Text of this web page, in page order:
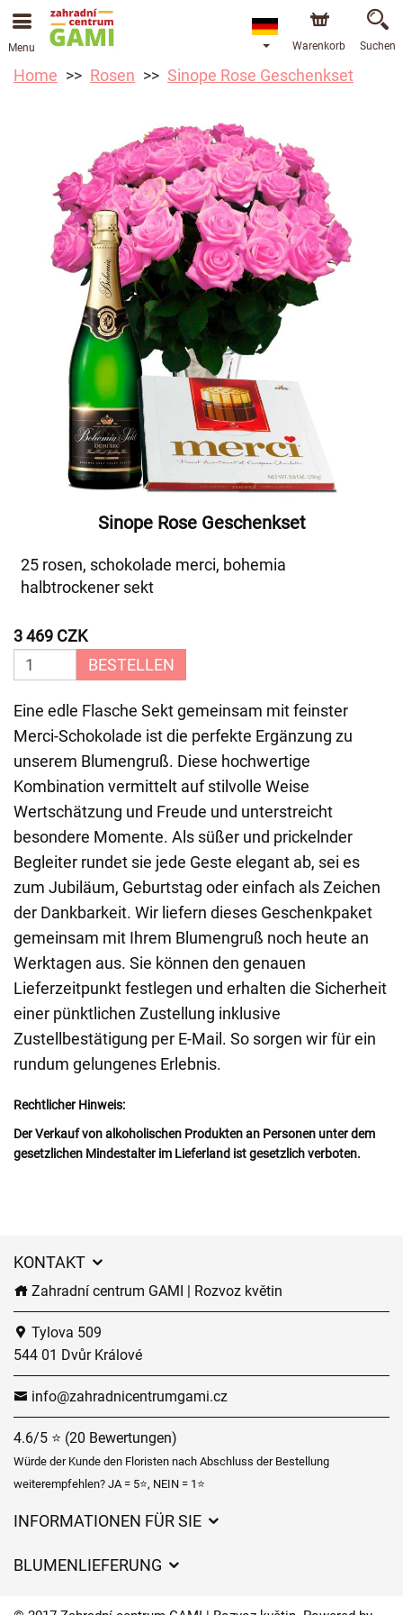
Menu Warenkorb Suchen
Home Rosen Sinope Rose Geschenkset
Sinope Rose Geschenkset
25 rosen, schokolade merci, bohemia
halbtrockener sekt
3 469 CZK
BESTELLEN
Eine edle Flasche Sekt gemeinsam mit feinster
Merci-Schokolade ist die perfekte Ergänzung zu
unserem Blumengruß. Diese hochwertige
Kombination vermittelt auf stilvolle Weise
Wertschätzung und Freude und unterstreicht
besondere Momente. Als süßer und prickelnder
Begleiter rundet sie jede Geste elegant ab, sei es
zum Jubiläum, Geburtstag oder einfach als Zeichen
der Dankbarkeit. Wir liefern dieses Geschenkpaket
gemeinsam mit Ihrem Blumengruß noch heute an
Werktagen aus. Sie können den genauen
Lieferzeitpunkt festlegen und erhalten die Sicherheit
einer pünktlichen Zustellung inklusive
Zustellbestätigung per E-Mail. So sorgen wir für ein
rundum gelungenes Erlebnis.
Rechtlicher Hinweis:
Der Verkauf von alkoholischen Produkten an Personen unter dem
gesetzlichen Mindestalter im Lieferland ist gesetzlich verboten.
KONTAKT
Zahradní centrum GAMI | Rozvoz květin
Tylova 509
544 01 Dvůr Králové
info@zahradnicentrumgami.cz
4.6/5 ⭐ (20 Bewertungen)
Würde der Kunde den Floristen nach Abschluss der Bestellung
weiterempfehlen? JA = 5⭐, NEIN = 1⭐
INFORMATIONEN FÜR SIE
Lieferzeiten für Blumen – Übersicht der Möglichkeiten
BLUMENLIEFERUNG